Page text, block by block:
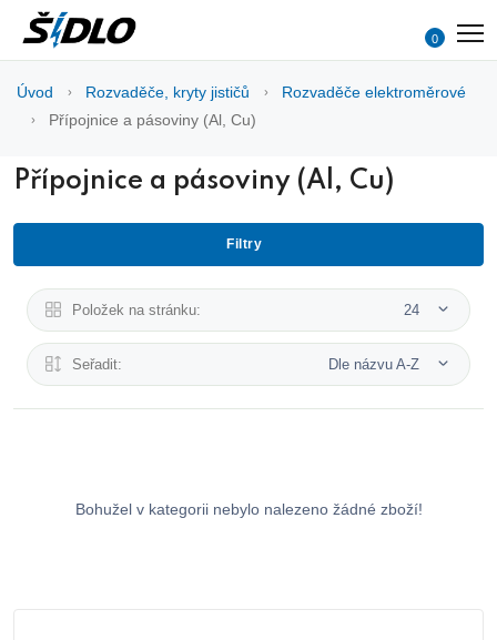
0
Úvod Rozvaděče, kryty jističů
Rozvaděče elektroměrové
Přípojnice a pásoviny (Al, Cu)
Přípojnice a pásoviny (Al, Cu)
Filtry
Položek na stránku: 24
Seřadit: Dle názvu A-Z
Bohužel v kategorii nebylo nalezeno žádné zboží!